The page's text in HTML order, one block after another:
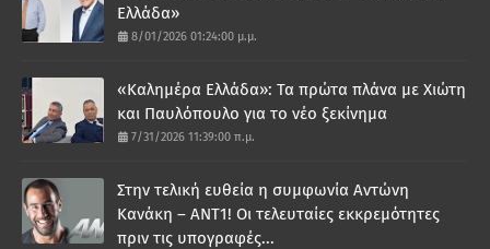
Ελλάδα»
8/01/2026 01:24:00 μ.μ.
«Καλημέρα Ελλάδα»: Τα πρώτα πλάνα με Χιώτη
και Παυλόπουλο για το νέο ξεκίνημα
7/31/2026 11:39:00 π.μ.
Στην τελική ευθεία η συμφωνία Αντώνη
Κανάκη – ΑΝΤ1! Οι τελευταίες εκκρεμότητες
πριν τις υπογραφές...